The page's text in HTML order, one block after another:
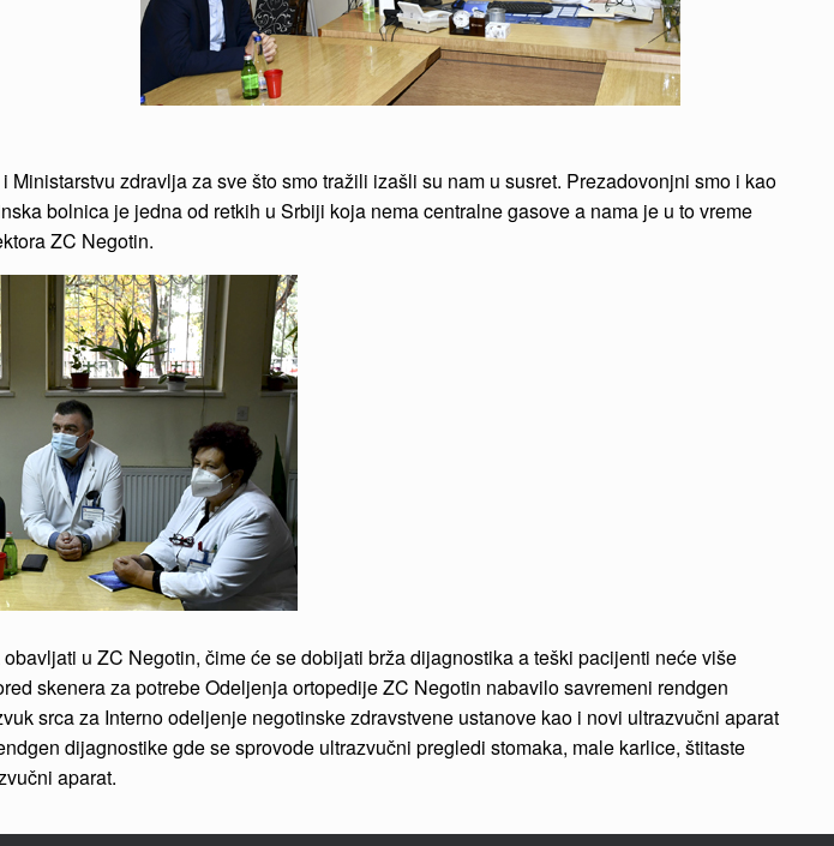
zdravlja za sve što smo tražili izašli su nam u susret. Prezadovonjni smo i kao
bolnica je jedna od retkih u Srbiji koja nema centralne gasove a nama je u to vreme
ZC Negotin.
u ZC Negotin, čime će se dobijati brža dijagnostika a teški pacijenti neće više
skenera za potrebe Odeljenja ortopedije ZC Negotin nabavilo savremeni rendgen
srca za Interno odeljenje negotinske zdravstvene ustanove kao i novi ultrazvučni aparat
dijagnostike gde se sprovode ultrazvučni pregledi stomaka, male karlice, štitaste
aparat.